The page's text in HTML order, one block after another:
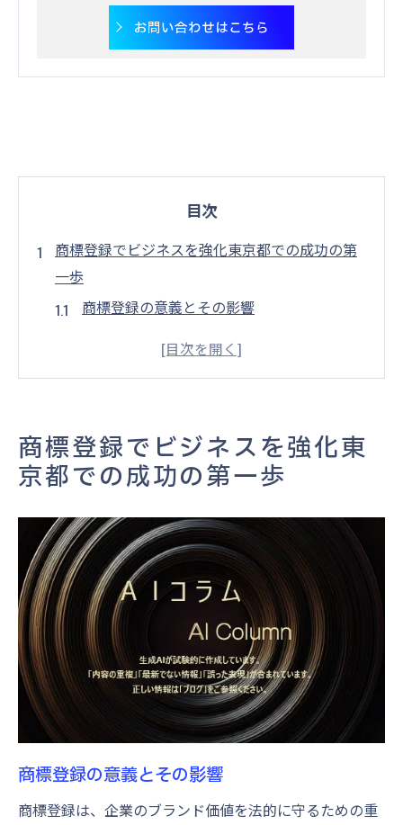
お問い合わせはこちら
目次
商標登録でビジネスを強化東京都での成功の第
一歩
商標登録の意義とその影響
東京都での商標登録を始める前に知ってお
商標登録で差がつく東京都のマーケット
東京都で商標を取得するための第一歩
東京都での商標登録の基礎知識申請から審査ま
での重要ステップ
商標登録の基本的な流れを理解する
東京都での商標申請に必要な書類とは
商標審査のプロセスを詳細解説
商標登録における東京都の特有なステップ
審査をスムーズに通過するための秘訣
商標登録の基礎知識を東京都での実例から
商標登録のプロセスを理解し時間とコストを節
約東京都での効率的な方法
商標登録でビジネスを強化東
京都での成功の第一歩
商標登録の意義とその影響
商標登録は、企業のブランド価値を法的に守るための重